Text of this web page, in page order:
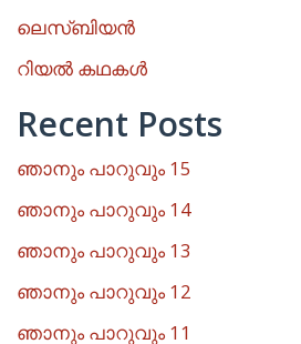
ലെസ്ബിയൻ
റിയൽ കഥകൾ
Recent Posts
ഞാനും പാറുവും 15
ഞാനും പാറുവും 14
ഞാനും പാറുവും 13
ഞാനും പാറുവും 12
ഞാനും പാറുവും 11